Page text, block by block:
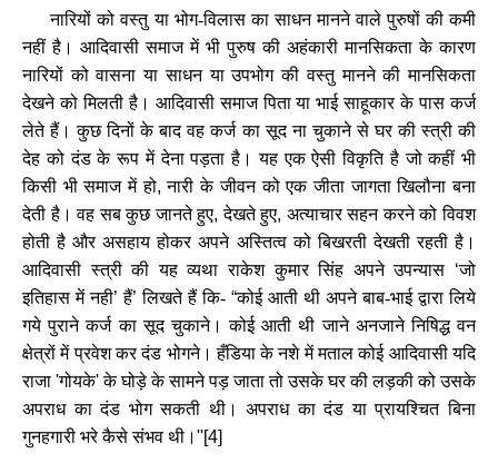
नारियों को वस्‍तु या भोग-विलास का साधन मानने वाले पुरुषों की कमी
नहीं है। आदिवासी समाज में भी पुरुष की अहंकारी मानसिकता के कारण
नारियों को वासना या साधन या उपभोग की वस्‍तु मानने की मानसिकता
देखने को मिलती है। आदिवासी समाज पिता या भाई साहूकार के पास कर्ज
लेते हैं। कुछ दिनों के बाद वह कर्ज का सूद ना चुकाने से घर की स्‍त्री की
देह को दंड के रूप में देना पड़ता है। यह एक ऐसी विकृति है जो कहीं भी
किसी भी समाज में हो,नारी के जीवन को एक जीता जागता खिलौना बना
देती है। वह सब कुछ जानते हुए,देखते हुए, अत्‍याचार सहन करने को विवश
होती है और असहाय होकर अपने अस्तित्‍व को बिखरती देखती रहती है।
आदिवासी स्‍त्री की यह व्‍यथा राकेश कुमार सिंह अपने उपन्यास ‘जो
इतिहास में नही’हैं’लिखते हैं कि- “कोई आती थी अपने बाब-भाई द्वारा लिये
गये पुराने कर्ज का सूद चुकाने। कोई आती थी जाने अनजाने निषिद्ध वन
क्षेत्रों में प्रवेश कर दंड भोगने। हँडिया के नशे में मताल कोई आदिवासी यदि
राजा 'गोयके'के घोड़े के सामने पड़ जाता तो उसके घर की लड़की को उसके
अपराध का दंड भोग सकती थी। अपराध का दंड या प्रायश्चित बिना
गुनहगारी भरे कैसे संभव थी। ''[4]